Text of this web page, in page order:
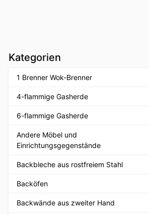
Kategorien
1 Brenner Wok-Brenner
4-flammige Gasherde
6-flammige Gasherde
Andere Möbel und
Einrichtungsgegenstände
Backbleche aus rostfreiem Stahl
Backöfen
Backwände aus zweiter Hand